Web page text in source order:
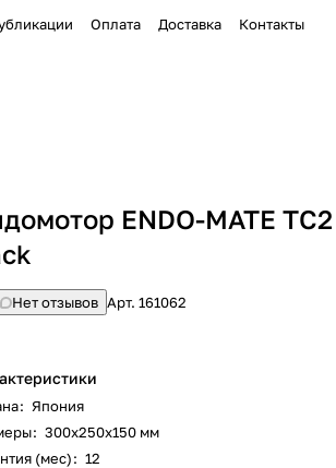
Оплата Доставка Контакты
ENDO-MATE
Нет отзывов Арт.161062
: Япония
: 300x250x150 мм
(мес): 12